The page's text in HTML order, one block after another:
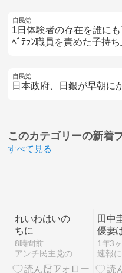
自民党
1日体験者の存在を誰に
ﾍﾞﾃﾗﾝ職員を責めた子持
自民党
日本政府、日銀が早朝に
このカテゴリーの新着
すべて見る
れいわはいの
ちに
8時間前
田中
優妻
年下”
倫報
い嫌
1年3
速報